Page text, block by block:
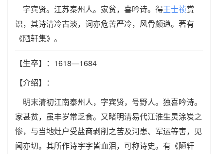
字宾贤。江苏泰州人。家贫，喜吟诗。得王士祯赏
识，其诗清冷古淡，词亦危苦严冷，风骨颇遒。著有
《陋轩集》。
【生卒】：1618—1684
【介绍】：
明末清初江南泰州人，字宾贤，号野人。独喜吟诗。
家甚贫，虽丰岁常乏食。又睹明清易代江淮生灵涂炭之
惨，与当地灶户受盐商剥削之苦及河患、军运等害，见
闻亦切。其所作诗字字皆血泪，可称诗史。有《陋轩